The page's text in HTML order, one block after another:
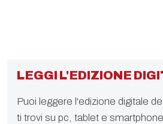
LEGGI L'EDIZIONE
Puoi leggere l'edizione digitale
ti trovi su pc, tablet e smartphone.